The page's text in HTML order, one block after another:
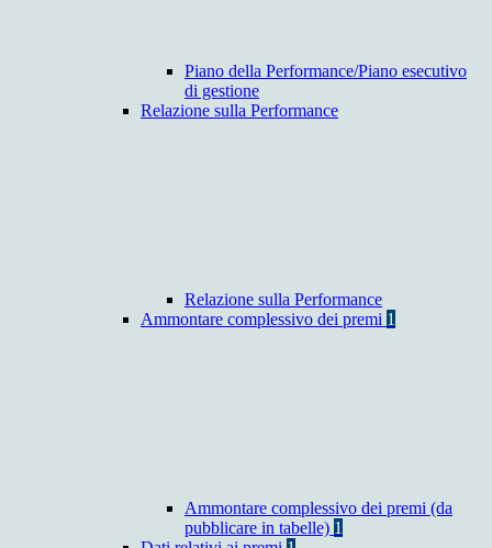
Piano della Performance/Piano esecutivo
di gestione
Relazione sulla Performance
Relazione sulla Performance
Ammontare complessivo dei premi 1
Ammontare complessivo dei premi (da
pubblicare in tabelle) 1